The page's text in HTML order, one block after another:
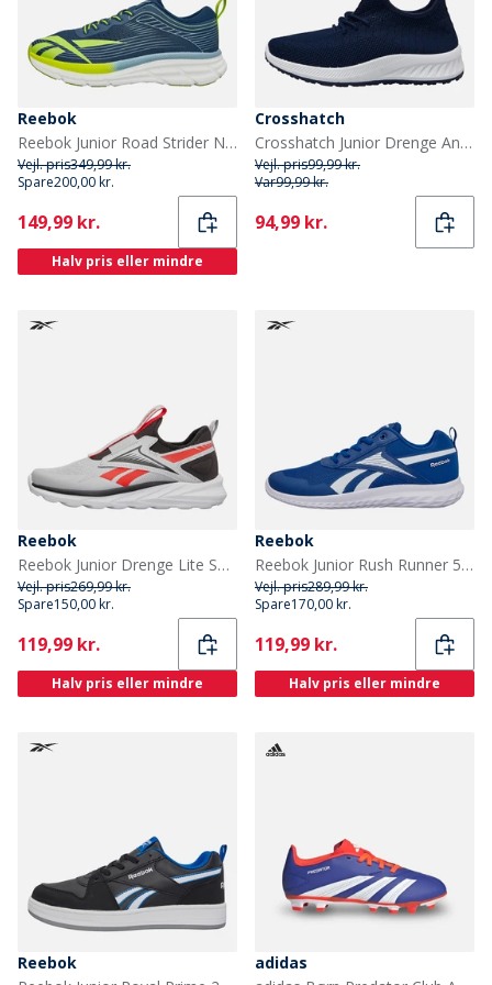
Reebok
Reebok Junior Road Strider Neutrale Løbesko Athletic Blue/Warped Blue/Acid Yellow
Vejl. pris349,99 kr.
Spare200,00 kr.
Current
149,99 kr.
Halv pris eller mindre
Crosshatch
Crosshatch Junior Drenge Antioch træningssko Navy
Vejl. pris99,99 kr.
Var99,99 kr.
Current
94,99 kr.
Reebok
Reebok Junior Drenge Lite Spinner neutrale løbesko Washed Black/Grå/Energy Red
Vejl. pris269,99 kr.
Spare150,00 kr.
Current
119,99 kr.
Halv pris eller mindre
Reebok
Reebok Junior Rush Runner 5 Neutrale løbesko Vector Blue/Vector Blue/Hvid
Vejl. pris289,99 kr.
Spare170,00 kr.
Current
119,99 kr.
Halv pris eller mindre
Reebok
adidas